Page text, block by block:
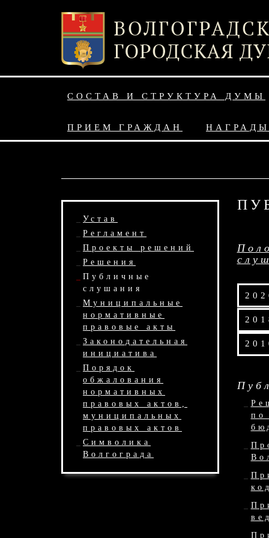
СОСТАВ И СТРУКТУРА ДУМЫ
ПРИЕМ ГРАЖДАН НАГРАДЫ
Устав
Регламент
Проекты решений
Решения
Публичные
слушания
Муниципальные
нормативные
правовые акты
Законодательная
инициатива
Порядок
обжалования
нормативных
правовых актов,
муниципальных
правовых актов
Символика
Волгограда